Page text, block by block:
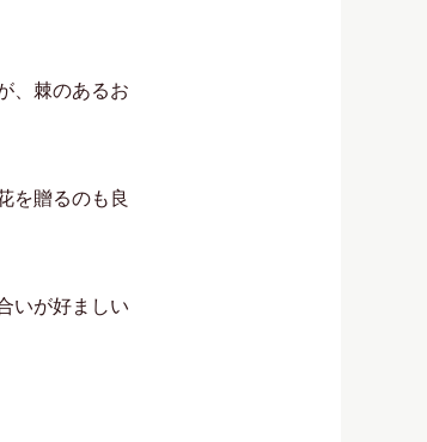
、棘のあるお
を贈るのも良
いが好ましい